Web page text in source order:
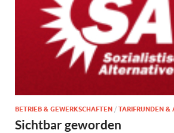
BETRIEB & GEWERKSCHAFTEN / TARIFRUNDEN &
Sichtbar geworden